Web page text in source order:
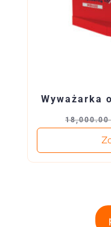
Wyważarka